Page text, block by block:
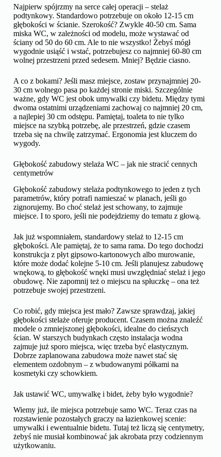
Najpierw spójrzmy na serce całej operacji – stelaż
podtynkowy. Standardowo potrzebuje on około 12-15 cm
głębokości w ścianie. Szerokość? Zwykle 40-50 cm. Sama
miska WC, w zależności od modelu, może wystawać od
ściany od 50 do 60 cm. Ale to nie wszystko! Żebyś mógł
wygodnie usiąść i wstać, potrzebujesz co najmniej 60-80 cm
wolnej przestrzeni przed sedesem. Mniej? Będzie ciasno.
A co z bokami? Jeśli masz miejsce, zostaw przynajmniej 20-
30 cm wolnego pasa po każdej stronie miski. Szczególnie
ważne, gdy WC jest obok umywalki czy bidetu. Między tymi
dwoma ostatnimi urządzeniami zachowaj co najmniej 20 cm,
a najlepiej 30 cm odstępu. Pamiętaj, toaleta to nie tylko
miejsce na szybką potrzebę, ale przestrzeń, gdzie czasem
trzeba się na chwilę zatrzymać. Ergonomia jest kluczem do
wygody.
Głębokość zabudowy stelaża WC – jak nie stracić cennych
centymetrów
Głębokość zabudowy stelaża podtynkowego to jeden z tych
parametrów, który potrafi namieszać w planach, jeśli go
zignorujemy. Bo choć stelaż jest schowany, to zajmuje
miejsce. I to sporo, jeśli nie podejdziemy do tematu z głową.
Jak już wspomniałem, standardowy stelaż to 12-15 cm
głębokości. Ale pamiętaj, że to sama rama. Do tego dochodzi
konstrukcja z płyt gipsowo-kartonowych albo murowanie,
które może dodać kolejne 5-10 cm. Jeśli planujesz zabudowę
wnękową, to głębokość wnęki musi uwzględniać stelaż i jego
obudowę. Nie zapomnij też o miejscu na spłuczkę – ona też
potrzebuje swojej przestrzeni.
Co robić, gdy miejsca jest mało? Zawsze sprawdzaj, jakiej
głębokości stelaże oferuje producent. Czasem można znaleźć
modele o zmniejszonej głębokości, idealne do cieńszych
ścian. W starszych budynkach często instalacja wodna
zajmuje już sporo miejsca, więc trzeba być elastycznym.
Dobrze zaplanowana zabudowa może nawet stać się
elementem ozdobnym – z wbudowanymi półkami na
kosmetyki czy schowkiem.
Jak ustawić WC, umywalkę i bidet, żeby było wygodnie?
Wiemy już, ile miejsca potrzebuje samo WC. Teraz czas na
rozstawienie pozostałych graczy na łazienkowej scenie:
umywalki i ewentualnie bidetu. Tutaj też liczą się centymetry,
żebyś nie musiał kombinować jak akrobata przy codziennym
użytkowaniu.